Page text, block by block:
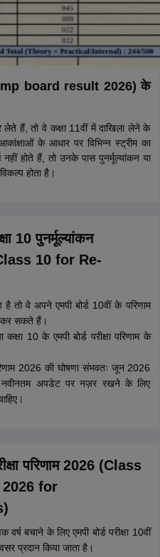
(mp board result 2026) के
लेते हैं, तो वे कक्षा 11वीं में दाखिला लेने के
के आधार पर विभिन्न स्ट्रीम का
होते हैं, तो उनके पास पुनर्मूल्यांकन या
होता है।
10 पुनर्मूल्यांकन
10 for Re-
है तो वे अपने एमपी बोर्ड 10वीं के परिणाम
सकते हैं।
कक्षा 10 के एमपी बोर्ड परीक्षा परिणाम के
2026 की घोषणा संभवतः जून 2026
नवीनतम अपडेट पर नज़र रखने के लिए
परिणाम 2026 (Class
for
वर्ष बचाने के लिए एमपी बोर्ड परीक्षा 10वीं
प्रदान किया जाता है।